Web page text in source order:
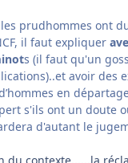
prudhommes ont
il faut expliquer
s (il faut qu'un
avoir des
en
s'ils ont un doute
d'autant le